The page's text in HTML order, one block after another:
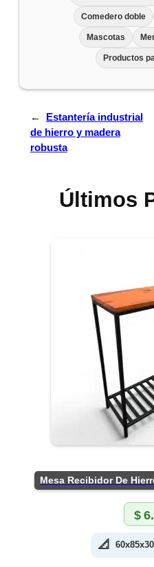
Comedero doble
Mascotas
Productos
←
Estantería industrial
de hierro y madera
robusta
Últimos
$
📐 60x85x30